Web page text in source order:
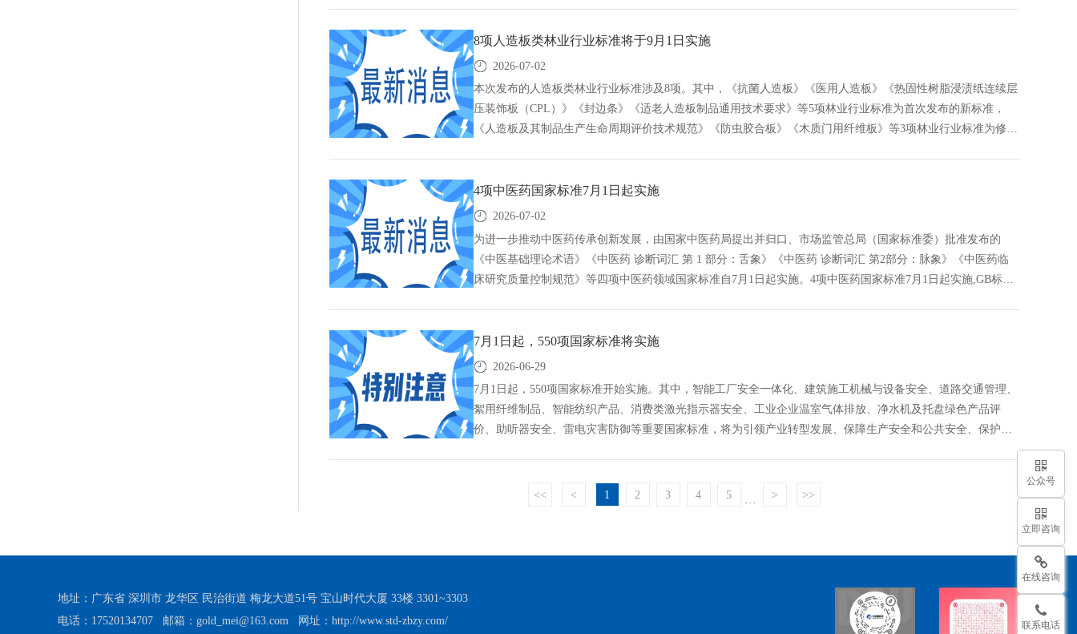
研,中标智研（深圳）标准化技术咨询有限公司,标准验证及检测,研制,参与制修订,
8项人造板类林业行业标准将于9月1日实施
2026-07-02
本次发布的人造板类林业行业标准涉及8项。其中，《抗菌人造板》《医用人造板》《热固性树脂浸渍纸连续层
压装饰板（CPL）》《封边条》《适老人造板制品通用技术要求》等5项林业行业标准为首次发布的新标准，
《人造板及其制品生产生命周期评价技术规范》《防虫胶合板》《木质门用纤维板》等3项林业行业标准为修订
司,标准验证及检测,研制,参与制修订,
4项中医药国家标准7月1日起实施
2026-07-02
为进一步推动中医药传承创新发展，由国家中医药局提出并归口、市场监管总局（国家标准委）批准发布的
《中医基础理论术语》《中医药 诊断词汇 第 1 部分：舌象》《中医药 诊断词汇 第2部分：脉象》《中医药临
床研究质量控制规范》等四项中医药领域国家标准自7月1日起实施。4项中医药国家标准7月1日起实施,GB标准,
7月1日起，550项国家标准将实施
2026-06-29
7月1日起，550项国家标准开始实施。其中，智能工厂安全一体化、建筑施工机械与设备安全、道路交通管理、
絮用纤维制品、智能纺织产品、消费类激光指示器安全、工业企业温室气体排放、净水机及托盘绿色产品评
价、助听器安全、雷电灾害防御等重要国家标准，将为引领产业转型发展、保障生产安全和公共安全、保护消
行标,团标,中标智研,中标智研（深圳）标准化技术咨询有限公司,标准验证及检测,研制,参与制修订,
<< < 1 2 3 4 5
···
> >>
地址：广东省 深圳市 龙华区 民治街道 梅龙大道51号 宝山时代大厦 33楼 3301~3303
电话：17520134707 邮箱：gold_mei@163.com 网址：http://www.std-zbzy.com/
公众号
立即咨询
在线咨询
联系电话